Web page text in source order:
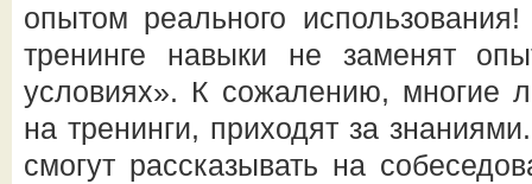
опытом реального
тренинге навыки не заменят
условиях». К сожалению, многие
на тренинги, приходят за
смогут рассказывать на